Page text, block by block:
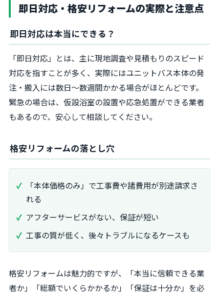
即日対応・格安リフォームの実際と注意点
即日対応は本当にできる？
「即日対応」とは、主に現地調査や見積もりのスピード
対応を指すことが多く、実際にはユニットバス本体の発
注・搬入には数日～数週間かかる場合がほとんどです。
緊急の場合は、仮設浴室の設置や応急処置ができる業者
もあるので、安心して相談してください。
格安リフォームの落とし穴
「本体価格のみ」で工事費や諸費用が別途請求さ
れる
アフターサービスがない、保証が短い
工事の質が低く、後々トラブルになるケースも
格安リフォームは魅力的ですが、「本当に信頼できる業
者か」「総額でいくらかかるか」「保証は十分か」を必